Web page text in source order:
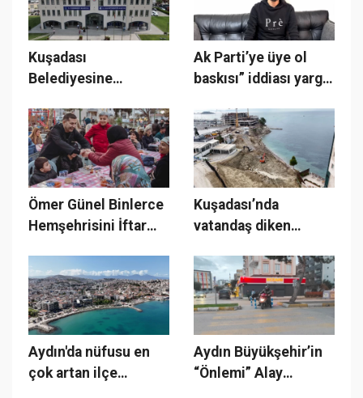
Kuşadası
Belediyesine
dahil 6 kişi gözaltına
alındı
Ak Parti’ye üye ol
baskısı” iddiası yargı
Ömer Günel Binlerce
Hemşehrisini İftar
Buluşturdu
Kuşadası’nda
vatandaş diken
İnşaat kazıya devam
ediyor!
Aydın'da nüfusu en
çok artan ilçe
Aydın Büyükşehir’in
“Önlemi” Alay